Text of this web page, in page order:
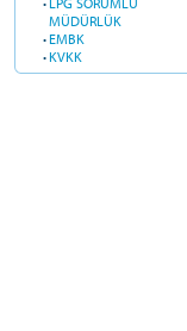
MÜDÜRLÜK
·EMBK
·KVKK